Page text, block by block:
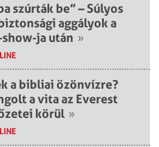
szúrták be” – Súlyos
aggályok a
show-ja után »
a bibliai özönvízre?
a vita az Everest
körül »